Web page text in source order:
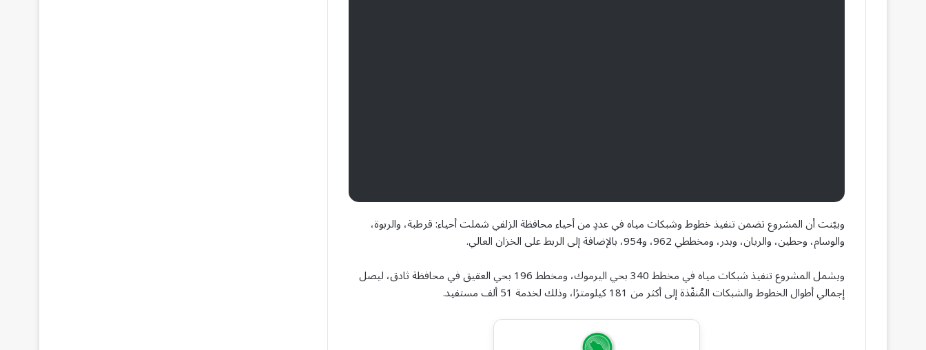
وبيّنت أن المشروع تضمن تنفيذ خطوط وشبكات مياه في عددٍ من أحياء محافظة الزلفي شملت أحياء: قرطبة، والربوة،
والوسام، وحطين، والريان، وبدر، ومخططي 962، و954، بالإضافة إلى الربط على الخزان العالي.
ويشمل المشروع تنفيذ شبكات مياه في مخطط 340 بحي اليرموك، ومخطط 196 بحي العقيق في محافظة ثادق، ليصل
إجمالي أطوال الخطوط والشبكات المُنفّذة إلى أكثر من 181 كيلومترًا، وذلك لخدمة 51 ألف مستفيد.